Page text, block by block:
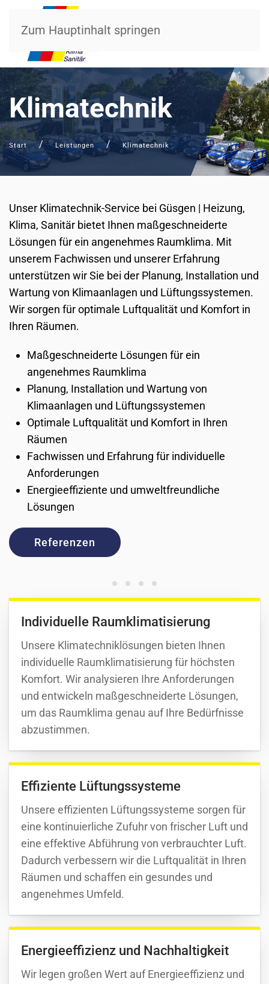
Zum Hauptinhalt springen
Klimatechnik
Start Leistungen Klimatechnik
Unser Klimatechnik-Service bei Güsgen | Heizung,
Klima, Sanitär bietet Ihnen maßgeschneiderte
Lösungen für ein angenehmes Raumklima. Mit
unserem Fachwissen und unserer Erfahrung
unterstützen wir Sie bei der Planung, Installation und
Wartung von Klimaanlagen und Lüftungssystemen.
Wir sorgen für optimale Luftqualität und Komfort in
Ihren Räumen.
Maßgeschneiderte Lösungen für ein
angenehmes Raumklima
Planung, Installation und Wartung von
Klimaanlagen und Lüftungssystemen
Optimale Luftqualität und Komfort in Ihren
Räumen
Fachwissen und Erfahrung für individuelle
Anforderungen
Energieeffiziente und umweltfreundliche
Lösungen
Referenzen
Individuelle Raumklimatisierung
Unsere Klimatechniklösungen bieten Ihnen
individuelle Raumklimatisierung für höchsten
Komfort. Wir analysieren Ihre Anforderungen
und entwickeln maßgeschneiderte Lösungen,
um das Raumklima genau auf Ihre Bedürfnisse
abzustimmen.
Effiziente Lüftungssysteme
Unsere effizienten Lüftungssysteme sorgen für
eine kontinuierliche Zufuhr von frischer Luft und
eine effektive Abführung von verbrauchter Luft.
Dadurch verbessern wir die Luftqualität in Ihren
Räumen und schaffen ein gesundes und
angenehmes Umfeld.
Energieeffizienz und Nachhaltigkeit
Wir legen großen Wert auf Energieeffizienz und